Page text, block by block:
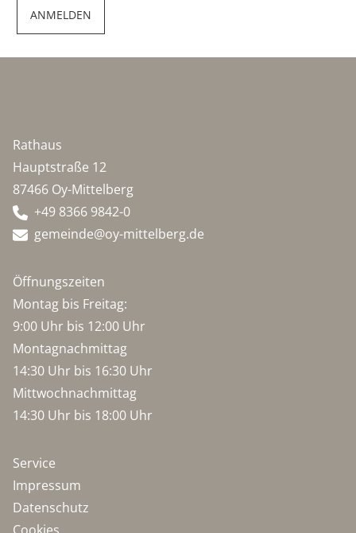
Rathaus
Hauptstraße 12
87466 Oy-Mittelberg
+49 8366 9842-0
gemeinde@oy-mittelberg.de
Öffnungszeiten
Montag bis Freitag:
9:00 Uhr bis 12:00 Uhr
Montagnachmittag
14:30 Uhr bis 16:30 Uhr
Mittwochnachmittag
14:30 Uhr bis 18:00 Uhr
Service
Impressum
Datenschutz